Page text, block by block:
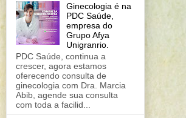
Ginecologia é na
PDC Saúde,
empresa do
Grupo Afya
Unigranrio.
PDC Saúde, continua a
crescer, agora estamos
oferecendo consulta de
ginecologia com Dra. Marcia
Abib, agende sua consulta
com toda a facilid...